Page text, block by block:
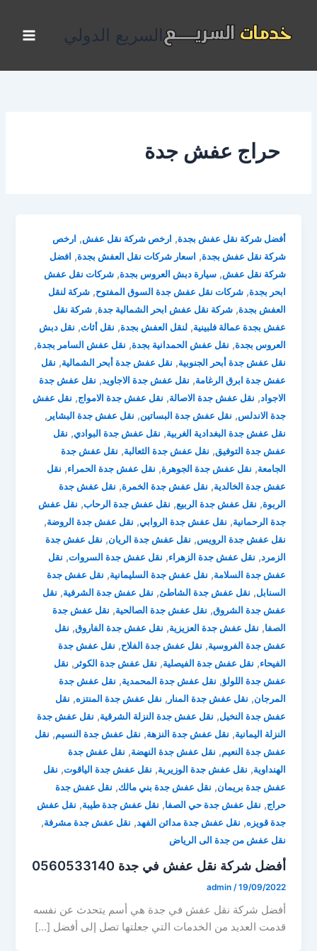
المحتوى
السريع الدولي
حراج عفش جدة
أفضل شركة نقل عفش بجدة, ارخص شركة نقل عفش, ارخص
شركة نقل عفش بجدة, اسعار شركات نقل العفش بجدة, افضل
شركة نقل عفش,سيارة دبش العروس بجدة,شركات نقل عفش
ابحر بجدة,شركات نقل عفش جدة السوق المفتوح,شركة لنقل
العفش بجدة,شركة نقل عفش ابحر الشمالية جدة,شركة نقل
عفش بجدة عمالة فلبينية,لنقل العفش بجدة, نقل أثاث, نقل دبش
العروس بجدة, نقل عفش الحمدانية بجدة, نقل عفش السامر بجدة,
نقل عفش جدة أبحر الجنوبية, نقل عفش جدة أبحر الشمالية, نقل
عفش جدة ابرق الرغامة, نقل عفش جدة الاجاويد, نقل عفش جدة
الاجواد, نقل عفش جدة الاصالة, نقل عفش جدة الامواج, نقل عفش
جدة الاندلس, نقل عفش جدة البساتين, نقل عفش جدة البشاير ,
نقل عفش جدة البغدادية الغربية, نقل عفش جدة البوادي, نقل
عفش جدة التوفيق, نقل عفش جدة الثعالبة, نقل عفش جدة
الجامعة, نقل عفش جدة الجوهرة, نقل عفش جدة الحمراء, نقل
عفش جدة الخالدية, نقل عفش جدة الخمرة, نقل عفش جدة
الربوة, نقل عفش جدة الربيع, نقل عفش جدة الرحاب, نقل عفش
جدة الرحمانية, نقل عفش جدة الروابي, نقل عفش جدة الروضة,
نقل عفش جدة الرويس, نقل عفش جدة الريان, نقل عفش جدة
الزمرد, نقل عفش جدة الزهراء, نقل عفش جدة السروات, نقل
عفش جدة السلامة, نقل عفش جدة السليمانية, نقل عفش جدة
السنابل, نقل عفش جدة الشاطئ, نقل عفش جدة الشرفية, نقل
عفش جدة الشروق, نقل عفش جدة الصالحية, نقل عفش جدة
الصفا, نقل عفش جدة العزيزية, نقل عفش جدة الفاروق, نقل
عفش جدة الفروسية, نقل عفش جدة الفلاح, نقل عفش جدة
الفيحاء, نقل عفش جدة الفيصلية, نقل عفش جدة الكوثر , نقل
عفش جدة اللولؤ, نقل عفش جدة المحمدية, نقل عفش جدة
المرجان, نقل عفش جدة المنار , نقل عفش جدة المنتزه, نقل
عفش جدة النخيل, نقل عفش جدة النزلة الشرقية, نقل عفش جدة
النزلة اليمانية, نقل عفش جدة النزهة, نقل عفش جدة النسيم, نقل
عفش جدة النعيم, نقل عفش جدة النهضة, نقل عفش جدة
الهنداوية, نقل عفش جدة الوزيرية, نقل عفش جدة الياقوت, نقل
عفش جدة بريمان, نقل عفش جدة بني مالك, نقل عفش جدة
حراج, نقل عفش جدة حي الصفا, نقل عفش جدة طيبة, نقل عفش
جدة قويزه, نقل عفش جدة مدائن الفهد, نقل عفش جدة مشرفة,
نقل عفش من جدة الى الرياض
أفضل شركة نقل عفش في جدة 0560533140
admin /19/09/2022
أفضل شركة نقل عفش في جدة هي أسم يتحدث عن نفسه
قدمت العديد من الخدمات التي جعلتها تصل إلى أفضل […]